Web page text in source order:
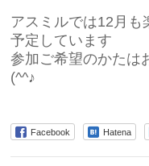
アスミルでは12月も
予定しています
参加ご希望のかたは
(^^♪
Facebook Hatena